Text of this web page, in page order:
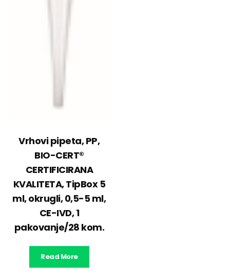
Vrhovi pipeta, PP,
BIO-CERT®
CERTIFICIRANA
KVALITETA, TipBox 5
ml, okrugli, 0,5-5 ml,
CE-IVD, 1
pakovanje/28 kom.
Read More